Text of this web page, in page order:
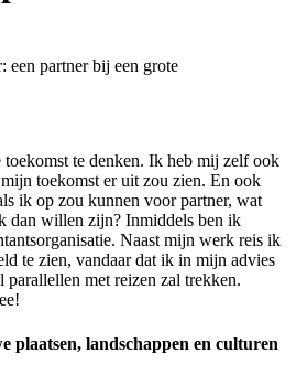
een partner bij een grote
te denken. Ik heb mij zelf ook
toekomst er uit zou zien. En ook
ik op zou kunnen voor partner, wat
dan willen zijn? Inmiddels ben ik
Naast mijn werk reis ik
te zien, vandaar dat ik in mijn advies
parallellen met reizen zal trekken.
plaatsen, landschappen en culturen